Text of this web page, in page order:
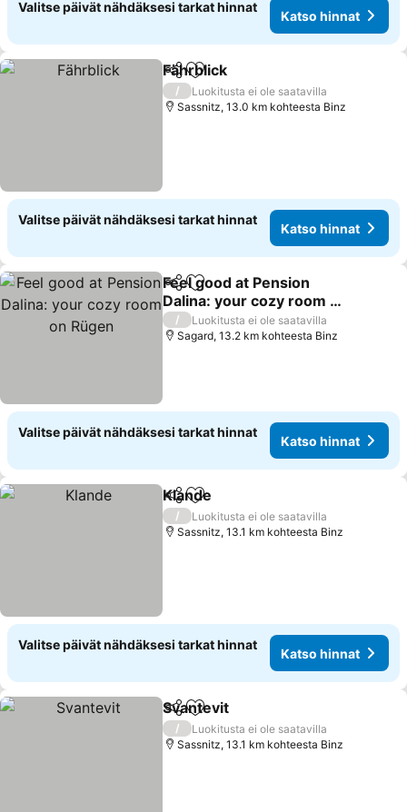
Valitse päivät nähdäksesi tarkat hinnat
Katso hinnat
Jaa Lisää suosikkeihin
Fährblick
/
Luokitusta ei ole saatavilla
Sassnitz, 13.0 km kohteesta Binz
Valitse päivät nähdäksesi tarkat hinnat
Katso hinnat
Jaa Lisää suosikkeihin
Feel good at Pension
Dalina: your cozy room on
Rügen
/
Luokitusta ei ole saatavilla
Sagard, 13.2 km kohteesta Binz
Valitse päivät nähdäksesi tarkat hinnat
Katso hinnat
Jaa Lisää suosikkeihin
Klande
/
Luokitusta ei ole saatavilla
Sassnitz, 13.1 km kohteesta Binz
Valitse päivät nähdäksesi tarkat hinnat
Katso hinnat
Jaa Lisää suosikkeihin
Svantevit
/
Luokitusta ei ole saatavilla
Sassnitz, 13.1 km kohteesta Binz